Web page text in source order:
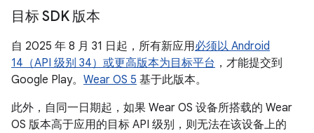
目标 SDK 版本
自 2025 年 8 月 31 日起，所有新应用必须以 Android
14（API 级别 34）或更高版本为目标平台 ，才能提交到
Google Play。 Wear OS 5 基于此版本。
此外，自同一日期起，如果 Wear OS 设备所搭载的 Wear
OS 版本高于应用的目标 API 级别，则无法在该设备上的